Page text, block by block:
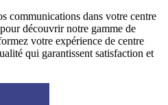
communications dans votre centre
découvrir notre gamme de
votre expérience de centre
qui garantissent satisfaction et